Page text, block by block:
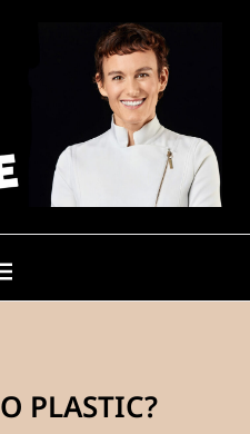
PLASTIC?